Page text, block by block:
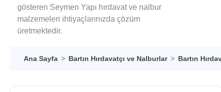
gösteren Seymen Yapı hırdavat ve nalbur
malzemeleri ihtiyaçlarınızda çözüm
üretmektedir.
Ana Sayfa Bartın Hırdavatçı ve Nalburlar Bartın